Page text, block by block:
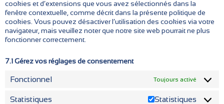
cookies et d’extensions que vous avez sélectionnés dans la
fenêtre contextuelle, comme décrit dans la présente politique de
cookies. Vous pouvez désactiver l’utilisation des cookies via votre
navigateur, mais veuillez noter que notre site web pourrait ne plus
fonctionner correctement.
7.1 Gérez vos réglages de consentement
Fonctionnel Toujours activé
Statistiques Statistiques